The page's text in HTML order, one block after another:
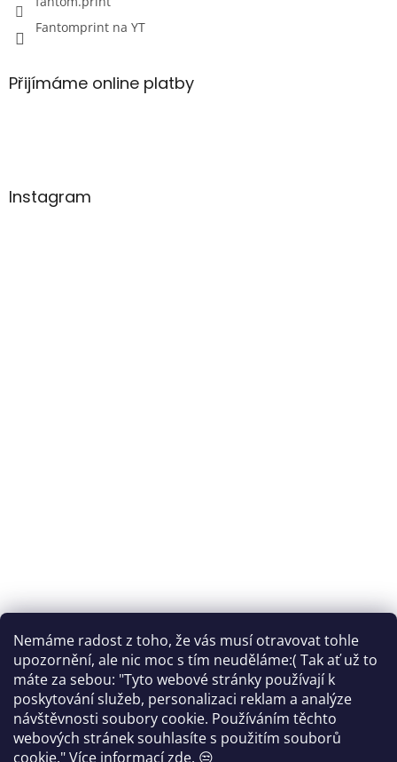
Nemáme radost z toho, že vás musí otravovat tohle
upozornění, ale nic moc s tím neuděláme:( Tak ať už to
máte za sebou: "Tyto webové stránky používají k
poskytování služeb, personalizaci reklam a analýze
návštěvnosti soubory cookie. Používáním těchto
webových stránek souhlasíte s použitím souborů
cookie."Více informacízde. 😒
Fantomprint na YT
Přijímáme online platby
Instagram
Sledovat na Instagramu
Facebook